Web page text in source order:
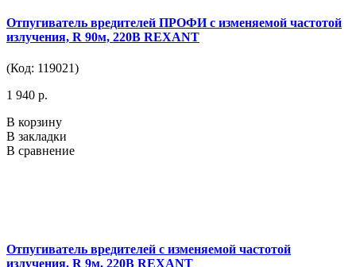
Отпугиватель вредителей ПРОФИ с изменяемой частотой
излучения, R 90м, 220В REXANT
(Код: 119021)
1 940 р.
В корзину
В закладки
В сравнение
Отпугиватель вредителей с изменяемой частотой
излучения, R 9м, 220В REXANT